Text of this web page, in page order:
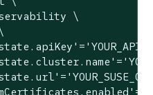
\
=
=
=
=